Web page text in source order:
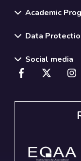
Academic
Data
Social media